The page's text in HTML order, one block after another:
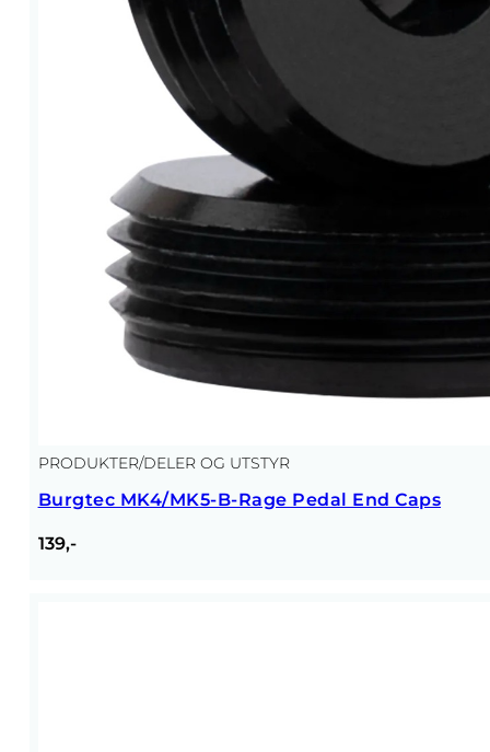
PRODUKTER/DELER OG UTSTYR
Burgtec MK4/MK5-B-Rage Pedal End Caps
139,-